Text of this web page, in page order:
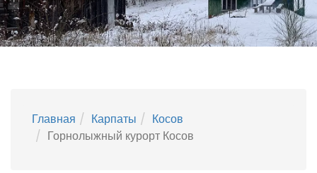
Главная Карпаты
Косов
Горнолыжный курорт Косов